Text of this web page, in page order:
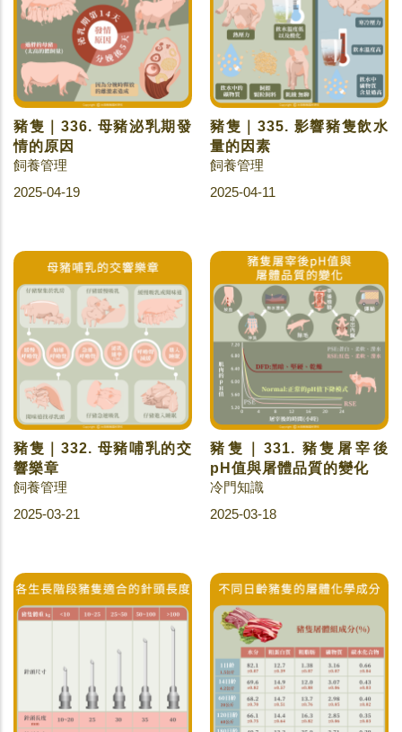
豬隻｜336. 母豬泌乳期發
情的原因
飼養管理
2025-04-19
豬隻｜335. 影響豬隻飲水
量的因素
飼養管理
2025-04-11
豬隻｜332. 母豬哺乳的交
響樂章
飼養管理
2025-03-21
豬隻｜331. 豬隻屠宰後
pH值與屠體品質的變化
冷門知識
2025-03-18